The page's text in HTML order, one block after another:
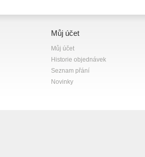
Můj účet
Můj účet
Historie objednávek
Seznam přání
Novinky